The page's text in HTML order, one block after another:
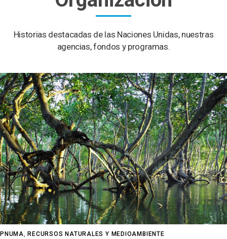
Historias destacadas de las Naciones Unidas, nuestras
agencias, fondos y programas.
PNUMA, RECURSOS NATURALES Y MEDIOAMBIENTE